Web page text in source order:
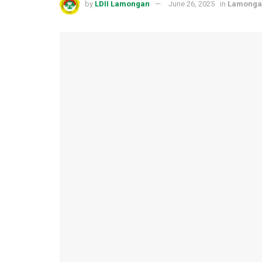
by LDII Lamongan June 26, 2025 in